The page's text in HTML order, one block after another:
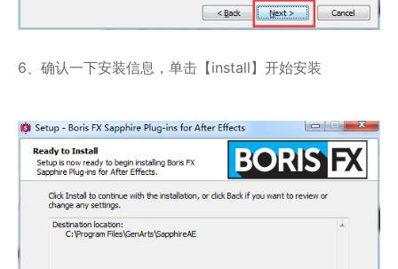
6、确认一下安装信息，单击【install】开始安装